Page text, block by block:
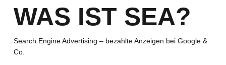
WAS IST SEA?
Search Engine Advertising – bezahlte Anzeigen bei Google &
Co.